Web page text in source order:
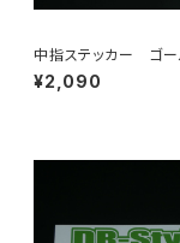
中指ステッカー ゴー
¥2,090